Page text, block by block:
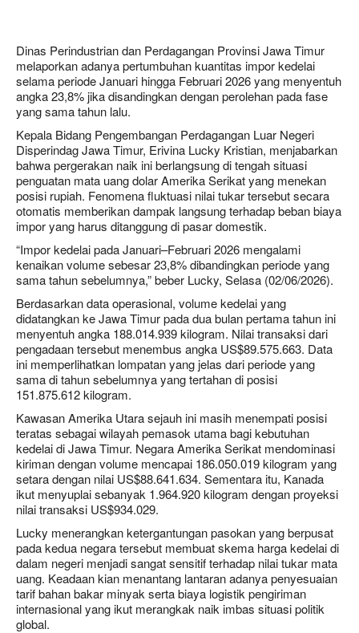
Dinas Perindustrian dan Perdagangan Provinsi Jawa Timur
melaporkan adanya pertumbuhan kuantitas impor kedelai
selama periode Januari hingga Februari 2026 yang menyentuh
angka 23,8% jika disandingkan dengan perolehan pada fase
yang sama tahun lalu.
Kepala Bidang Pengembangan Perdagangan Luar Negeri
Disperindag Jawa Timur, Erivina Lucky Kristian, menjabarkan
bahwa pergerakan naik ini berlangsung di tengah situasi
penguatan mata uang dolar Amerika Serikat yang menekan
posisi rupiah. Fenomena fluktuasi nilai tukar tersebut secara
otomatis memberikan dampak langsung terhadap beban biaya
impor yang harus ditanggung di pasar domestik.
“Impor kedelai pada Januari–Februari 2026 mengalami
kenaikan volume sebesar 23,8% dibandingkan periode yang
sama tahun sebelumnya,” beber Lucky, Selasa (02/06/2026).
Berdasarkan data operasional, volume kedelai yang
didatangkan ke Jawa Timur pada dua bulan pertama tahun ini
menyentuh angka 188.014.939 kilogram. Nilai transaksi dari
pengadaan tersebut menembus angka US$89.575.663. Data
ini memperlihatkan lompatan yang jelas dari periode yang
sama di tahun sebelumnya yang tertahan di posisi
151.875.612 kilogram.
Kawasan Amerika Utara sejauh ini masih menempati posisi
teratas sebagai wilayah pemasok utama bagi kebutuhan
kedelai di Jawa Timur. Negara Amerika Serikat mendominasi
kiriman dengan volume mencapai 186.050.019 kilogram yang
setara dengan nilai US$88.641.634. Sementara itu, Kanada
ikut menyuplai sebanyak 1.964.920 kilogram dengan proyeksi
nilai transaksi US$934.029.
Lucky menerangkan ketergantungan pasokan yang berpusat
pada kedua negara tersebut membuat skema harga kedelai di
dalam negeri menjadi sangat sensitif terhadap nilai tukar mata
uang. Keadaan kian menantang lantaran adanya penyesuaian
tarif bahan bakar minyak serta biaya logistik pengiriman
internasional yang ikut merangkak naik imbas situasi politik
global.